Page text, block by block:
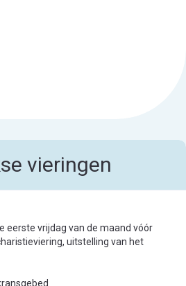
vieringen
eerste vrijdag van de maand vóór
uitstelling van het